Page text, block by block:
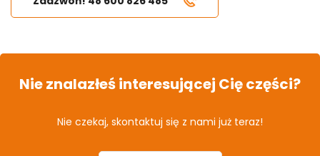
Nie znalazłeś interesującej Cię części?
Nie czekaj, skontaktuj się z nami już teraz!